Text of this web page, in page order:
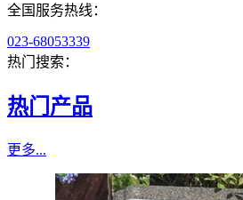
全国服务热线：
023-68053339
热门搜索：
热门产品
更多...